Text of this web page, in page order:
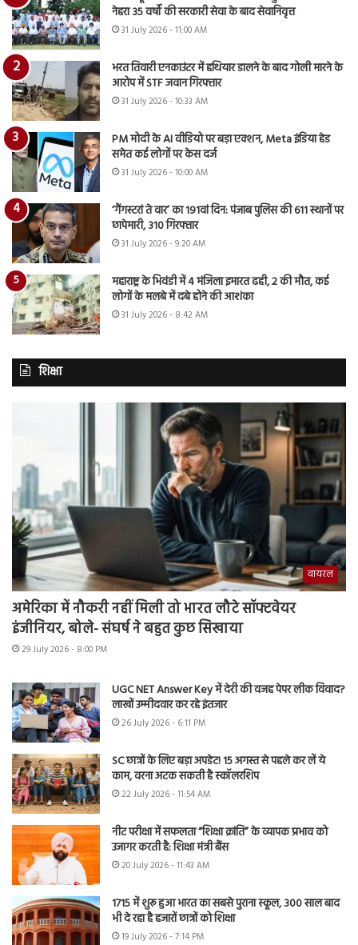
नेहरा 35 वर्षों की सरकारी सेवा के बाद सेवानिवृत्त
31 July 2026 - 11:00 AM
भरत तिवारी एनकाउंटर में हथियार डालने के बाद गोली मारने के
आरोप में STF जवान गिरफ्तार
31 July 2026 - 10:33 AM
PM मोदी के AI वीडियो पर बड़ा एक्शन, Meta इंडिया हेड
समेत कई लोगों पर केस दर्ज
31 July 2026 - 10:00 AM
‘गैंगस्टरां ते वार’ का 191वां दिन: पंजाब पुलिस की 611 स्थानों पर
छापेमारी, 310 गिरफ्तार
31 July 2026 - 9:20 AM
महाराष्ट्र के भिवंडी में 4 मंजिला इमारत ढही, 2 की मौत, कई
लोगों के मलबे में दबे होने की आशंका
31 July 2026 - 8:42 AM
शिक्षा
वायरल
अमेरिका में नौकरी नहीं मिली तो भारत लौटे सॉफ्टवेयर
इंजीनियर, बोले- संघर्ष ने बहुत कुछ सिखाया
29 July 2026 - 8:00 PM
UGC NET Answer Key में देरी की वजह पेपर लीक विवाद?
लाखों उम्मीदवार कर रहे इंतजार
26 July 2026 - 6:11 PM
SC छात्रों के लिए बड़ा अपडेट! 15 अगस्त से पहले कर लें ये
काम, वरना अटक सकती है स्कॉलरशिप
22 July 2026 - 11:54 AM
नीट परीक्षा में सफलता “शिक्षा क्रांति” के व्यापक प्रभाव को
उजागर करती है: शिक्षा मंत्री बैंस
20 July 2026 - 11:43 AM
1715 में शुरू हुआ भारत का सबसे पुराना स्कूल, 300 साल बाद
भी दे रहा है हजारों छात्रों को शिक्षा
19 July 2026 - 7:14 PM